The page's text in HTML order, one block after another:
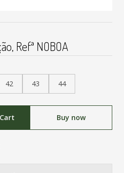
Refª NOBOA
42 43 44
Buy now